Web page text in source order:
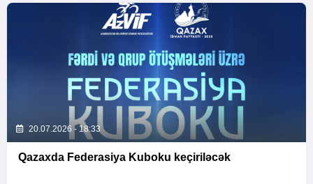
20.07.2026 - 18:33
Qazaxda Federasiya Kuboku keçiriləcək